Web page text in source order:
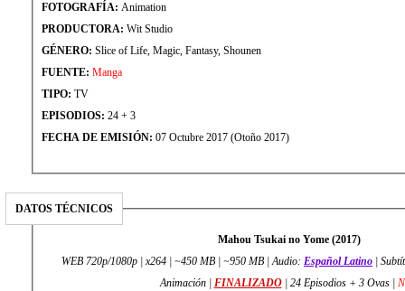
FOTOGRAFÍA: Animation
PRODUCTORA: Wit Studio
GÉNERO: Slice of Life, Magic, Fantasy, Shounen
FUENTE: Manga
TIPO: TV
EPISODIOS: 24 + 3
FECHA DE EMISIÓN: 07 Octubre 2017 (Otoño 2017)
DATOS TÉCNICOS
Mahou Tsukai no Yome (2017)
WEB 720p/1080p | x264 | ~450 MB | ~950 MB | Audio: Español Latino |
Animación | FINALIZADO| 24 Episodios + 3 Ovas |